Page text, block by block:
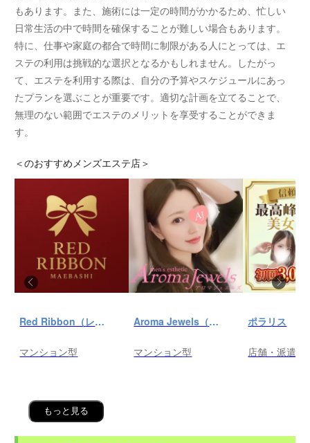
もあります。また、施術には一定の時間がかかるため、忙しい
日常生活の中で時間を確保することが難しい場合もあります。
特に、仕事や家庭の都合で時間に制限がある人にとっては、エ
ステの利用は挑戦的な選択となるかもしれません。したがっ
て、エステを利用する際は、自分の予算やスケジュールにあっ
たプランを選ぶことが重要です。適切な計画を立てることで、
無理のない範囲でエステのメリットを享受することができま
す。
＜のおすすめメンズエステ店＞
Red Ribbon（レッドリボン）前橋
マンション型
Aroma Jewels（アロマ ジュエルズ）秋葉原ルーム
マンション型
ポラリス
店舗・派遣
もっと見る